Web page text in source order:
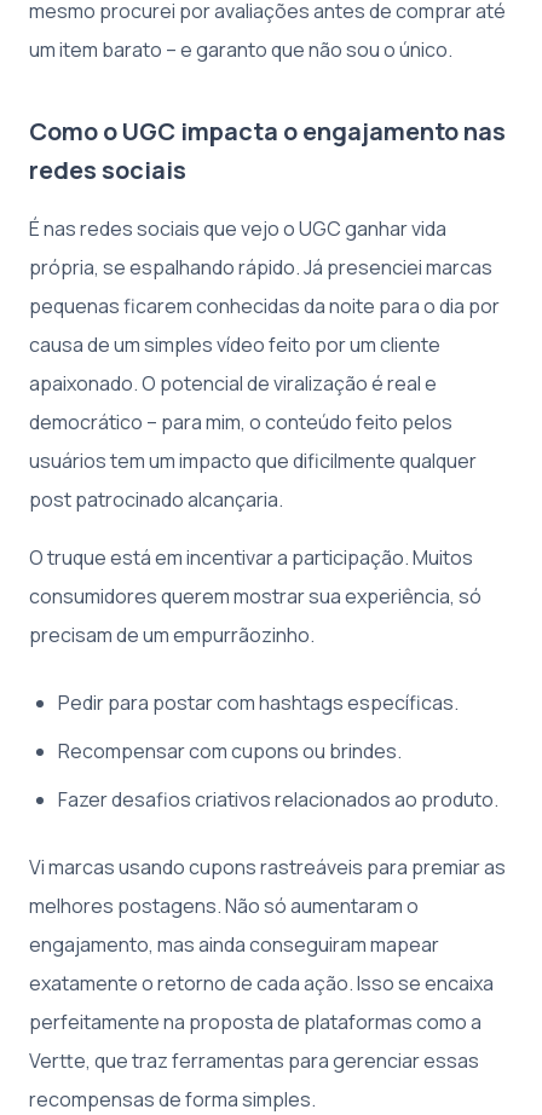
mesmo procurei por avaliações antes de comprar até
um item barato – e garanto que não sou o único.
Como o UGC impacta o engajamento nas
redes sociais
É nas redes sociais que vejo o UGC ganhar vida
própria, se espalhando rápido. Já presenciei marcas
pequenas ficarem conhecidas da noite para o dia por
causa de um simples vídeo feito por um cliente
apaixonado. O potencial de viralização é real e
democrático – para mim, o conteúdo feito pelos
usuários tem um impacto que dificilmente qualquer
post patrocinado alcançaria.
O truque está em incentivar a participação. Muitos
consumidores querem mostrar sua experiência, só
precisam de um empurrãozinho.
Pedir para postar com hashtags específicas.
Recompensar com cupons ou brindes.
Fazer desafios criativos relacionados ao produto.
Vi marcas usando cupons rastreáveis para premiar as
melhores postagens. Não só aumentaram o
engajamento, mas ainda conseguiram mapear
exatamente o retorno de cada ação. Isso se encaixa
perfeitamente na proposta de plataformas como a
Vertte, que traz ferramentas para gerenciar essas
recompensas de forma simples.